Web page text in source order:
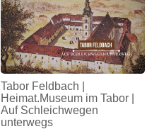
Tabor Feldbach |
Heimat.Museum im Tabor |
Auf Schleichwegen
unterwegs